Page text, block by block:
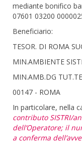
mediante bonifico
07601 03200
Beneficiario:
TESOR. DI ROMA
MIN.AMBIENTE
MIN.AMB.DG
00147 - ROMA
In particolare, nella
contributo SISTRI/
dell’Operatore; il
a conferma